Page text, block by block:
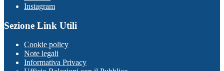
Instagram
Sezione Link Utili
Cookie policy
Note legali
Informativa Privacy